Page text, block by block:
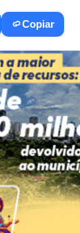
Copiar